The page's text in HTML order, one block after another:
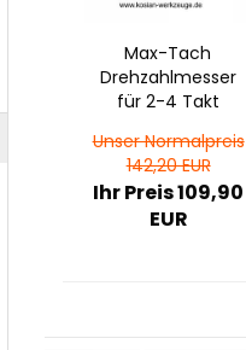
Max-​Tach
Dreh­zahl­mes­ser
für 2-4 Takt
Unser Normalpreis
142,20 EUR
Ihr Preis 109,90
EUR